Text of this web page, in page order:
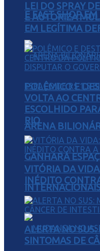
E FAST SHOP
ARENA
GANHARÁ
LEI DO SPRAY
E AUTORIZA
EM LEGÍTIMA
POLÊMICO E
VOLTA AO
ESCOLHIDO
RIO
VITÓRIA DA
INÉDITO
ALERTA NO
SINTOMAS DE